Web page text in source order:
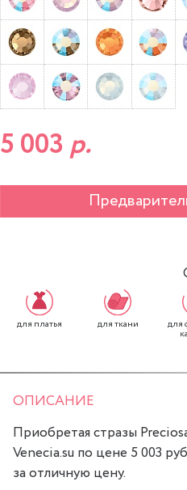
5 003 р.
для платья для ткани для
ОПИСАНИЕ
Приобретая стразы
Venecia.su по цене 5 003
за отличную цену.